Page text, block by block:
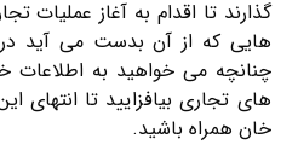
گذارند تا اقدام به آغاز عملیات
هایی که از آن بدست می آید
چنانچه می خواهید به اطلاعات
های تجاری بیافزایید تا انتهای
خان همراه باشید.